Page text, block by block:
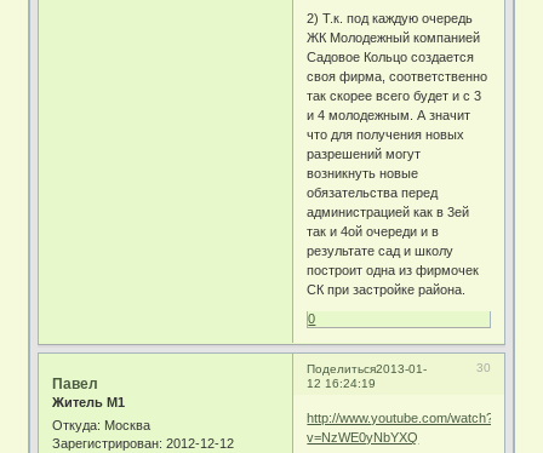
2) Т.к. под каждую очередь
ЖК Молодежный компанией
Садовое Кольцо создается
своя фирма, соответственно
так скорее всего будет и с 3
и 4 молодежным. А значит
что для получения новых
разрешений могут
возникнуть новые
обязательства перед
администрацией как в 3ей
так и 4ой очереди и в
результате сад и школу
построит одна из фирмочек
СК при застройке района.
0
Поделиться 30
2013-01-
12 16:24:19
Павел
Житель М1
Откуда: Москва
Зарегистрирован: 2012-12-12
http://www.youtube.com/watch?
v=NzWE0yNbYXQ